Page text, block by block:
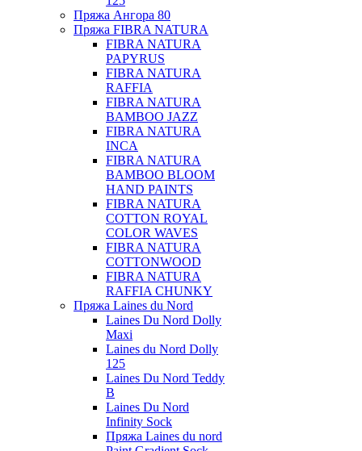
Пряжа Ангора 80
Пряжа FIBRA NATURA
FIBRA NATURA
PAPYRUS
FIBRA NATURA
RAFFIA
FIBRA NATURA
BAMBOO JAZZ
FIBRA NATURA
INCA
FIBRA NATURA
BAMBOO BLOOM
HAND PAINTS
FIBRA NATURA
COTTON ROYAL
COLOR WAVES
FIBRA NATURA
COTTONWOOD
FIBRA NATURA
RAFFIA CHUNKY
Пряжа Laines du Nord
Laines Du Nord Dolly
Maxi
Laines du Nord Dolly
125
Laines Du Nord Teddy
B
Laines Du Nord
Infinity Sock
Пряжа Laines du nord